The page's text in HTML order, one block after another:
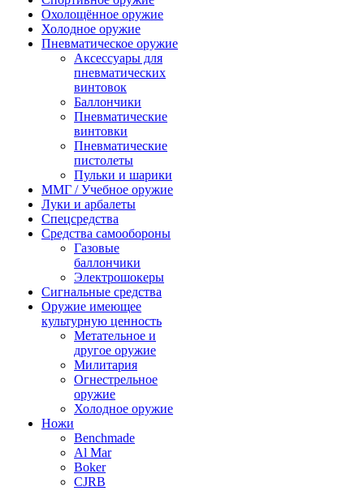
Охолощённое оружие
Холодное оружие
Пневматическое оружие
Аксессуары для
пневматических
винтовок
Баллончики
Пневматические
винтовки
Пневматические
пистолеты
Пульки и шарики
ММГ / Учебное оружие
Луки и арбалеты
Спецсредства
Средства самообороны
Газовые
баллончики
Электрошокеры
Сигнальные средства
Оружие имеющее
культурную ценность
Метательное и
другое оружие
Милитария
Огнестрельное
оружие
Холодное оружие
Ножи
Benchmade
Al Mar
Boker
CJRB